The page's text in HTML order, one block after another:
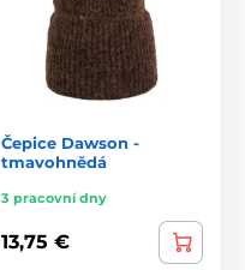
Čepice Dawson -
tmavohnědá
3 pracovní dny
13,75 €